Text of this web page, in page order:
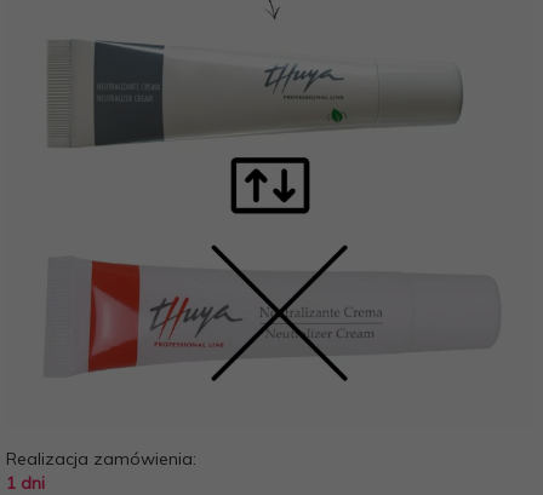
Realizacja zamówienia:
1 dni